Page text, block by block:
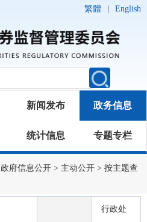
繁體 English
新闻发布 政务信息
统计信息 专题专栏
政府信息公开 > 主动公开 > 按主题查
行政处